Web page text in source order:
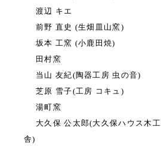
渡辺 キエ
前野 直史 (生畑皿山窯)
坂本 工窯 (小鹿田焼)
田村窯
当山 友紀(陶器工房 虫の音)
芝原 雪子(工房 コキュ)
湯町窯
大久保 公太郎(大久保ハウス木工
舎)